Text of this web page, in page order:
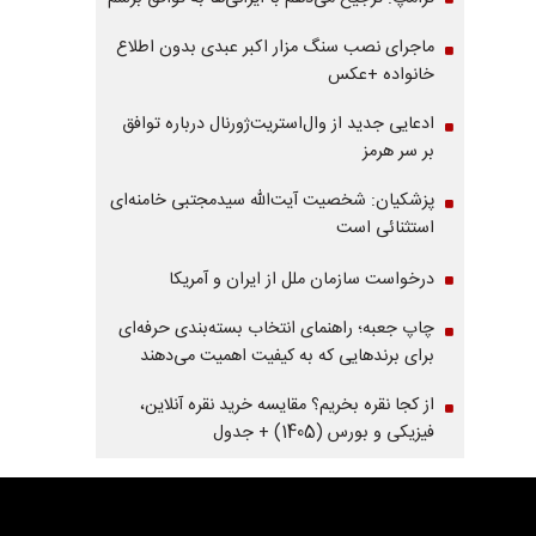
ماجرای نصب سنگ مزار اکبر عبدی بدون اطلاع
خانواده +عکس
ادعایی جدید از وال‌استریت‌ژورنال درباره توافق
بر سر هرمز
پزشکیان: شخصیت آیت‌الله سیدمجتبی خامنه‌ای
استثنائی است
درخواست سازمان ملل از ایران و آمریکا
چاپ جعبه؛ راهنمای انتخاب بسته‌بندی حرفه‌ای
برای برندهایی که به کیفیت اهمیت می‌دهند
از کجا نقره بخریم؟ مقایسه خرید نقره آنلاین،
فیزیکی و بورس (1405) + جدول